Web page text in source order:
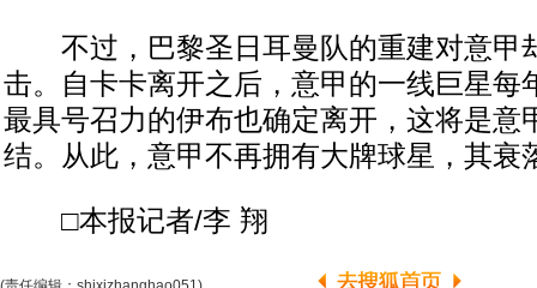
不过，巴黎圣日耳曼队的重建对意甲
击。自卡卡离开之后，意甲的一线巨星每
最具号召力的伊布也确定离开，这将是意
结。从此，意甲不再拥有大牌球星，其衰
□本报记者/李 翔